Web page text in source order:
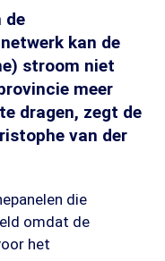
de
kan de
stroom niet
meer
dragen, zegt de
van der
die
omdat de
het